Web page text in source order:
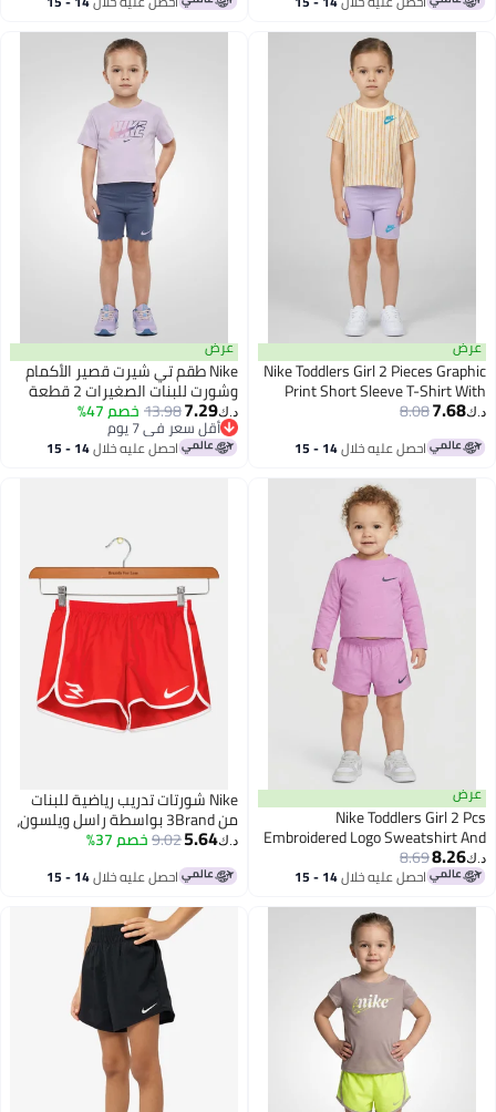
عرض
Nike Toddlers Girl 2 Pieces Graphic
Print Short Sleeve T-Shirt With
Shorts Set, Multicolor
د.ك‏7.68
8.08
احصل عليه خلال 14 - 15
عرض
Nike طقم تي شيرت قصير الأكمام
وشورت للبنات الصغيرات 2 قطعة
بشعار العلامة التجارية، متعدد
الألوان
د.ك‏7.29
13.98خصم 47%
أقل سعر في 7 يوم
أقل سعر في 7 يوماحصل عليه خلال 14 - 15
عرض
Nike Toddlers Girl 2 Pcs
Embroidered Logo Sweatshirt And
Shorts Set, Purple
د.ك‏8.26
8.69
احصل عليه خلال 14 - 15
Nike شورتات تدريب رياضية للبنات
من 3Brand بواسطة راسل ويلسون،
أحمر
د.ك‏5.64
9.02خصم 37%
احصل عليه خلال 14 - 15